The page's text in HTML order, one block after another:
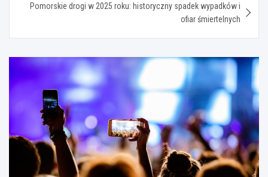
Pomorskie drogi w 2025 roku: historyczny spadek wypadków i
ofiar śmiertelnych